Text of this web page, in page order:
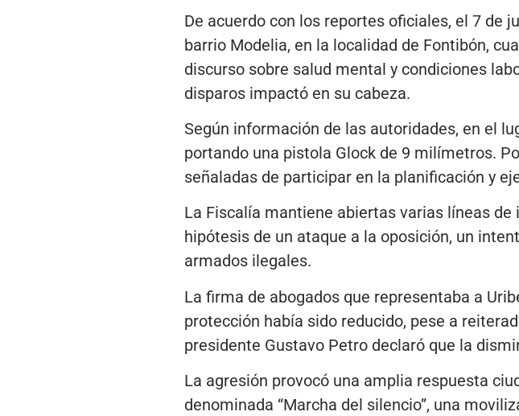
De acuerdo con los reportes oficiales, el 7 de
barrio Modelia, en la localidad de Fontibón,
discurso sobre salud mental y condiciones
disparos impactó en su cabeza.
Según información de las autoridades, en el
portando una pistola Glock de 9 milímetros.
señaladas de participar en la planificación y
La Fiscalía mantiene abiertas varias líneas
hipótesis de un ataque a la oposición, un
armados ilegales.
La firma de abogados que representaba a
protección había sido reducido, pese a
presidente Gustavo Petro declaró que la
La agresión provocó una amplia respuesta
denominada “Marcha del silencio”, una